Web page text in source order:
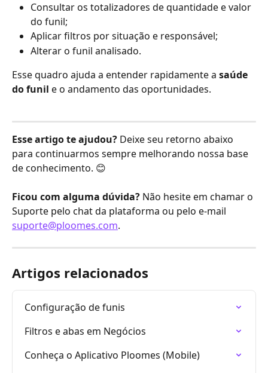
Consultar os totalizadores de quantidade e valor
do funil;
Aplicar filtros por situação e responsável;
Alterar o funil analisado.
Esse quadro ajuda a entender rapidamente a saúde
do funil e o andamento das oportunidades.
Esse artigo te ajudou? Deixe seu retorno abaixo
para continuarmos sempre melhorando nossa base
de conhecimento. 😊
Ficou com alguma dúvida? Não hesite em chamar o
Suporte pelo chat da plataforma ou pelo e-mail
suporte@ploomes.com.
Artigos relacionados
Configuração de funis
Filtros e abas em Negócios
Conheça o Aplicativo Ploomes (Mobile)